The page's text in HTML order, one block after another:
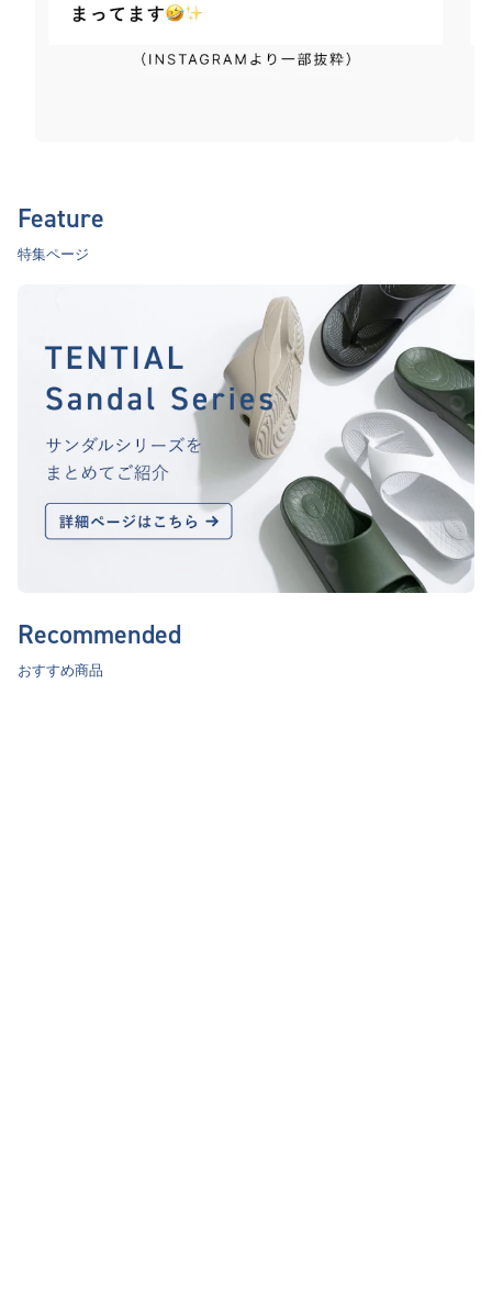
Feature
特集ページ
Recommended
おすすめ商品